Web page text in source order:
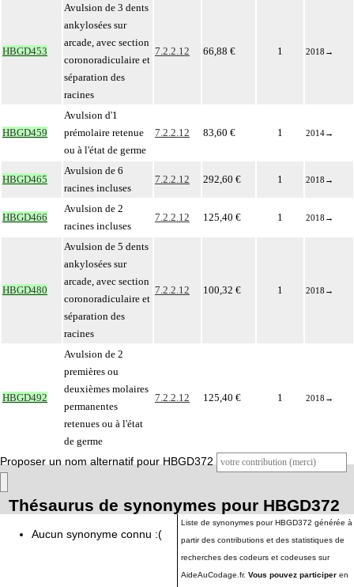
HBGD453
Avulsion de 3 dents
ankylosées sur
arcade, avec section
coronoradiculaire et
séparation des
racines
7.2.2.12 66,88 € 1 2018 →
HBGD459
Avulsion d'1
prémolaire retenue
ou à l'état de germe
7.2.2.12 83,60 € 1 2014→
HBGD465
Avulsion de 6
racines incluses
7.2.2.12 292,60 € 1 2018 →
HBGD466
Avulsion de 2
racines incluses
7.2.2.12 125,40 € 1 2018 →
HBGD480
Avulsion de 5 dents
ankylosées sur
arcade, avec section
coronoradiculaire et
séparation des
racines
7.2.2.12 100,32 € 1 2018 →
HBGD492
Avulsion de 2
premières ou
deuxièmes molaires
permanentes
retenues ou à l'état
de germe
7.2.2.12 125,40 € 1 2018 →
Proposer un nom alternatif pour HBGD372
Thésaurus de synonymes pour HBGD372
Aucun synonyme connu :(
Liste de synonymes pour HBGD372 générée à
partir des contributions et des statistiques de
recherches des codeurs et codeuses sur
AideAuCodage.fr. Vous pouvez participer en